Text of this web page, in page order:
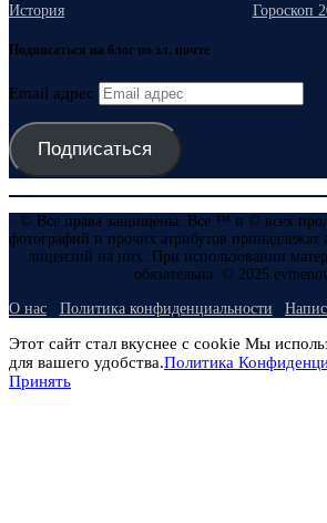
История
Гороскоп
Подписаться на блог по эл. почте
Email адрес
Подписаться
© Все права защищены. Все ™ и © всех
фотографий и прочих атрибутов принадлежат
лицензий на них. При использовании
обязательна. © 2025
О нас Политика конфиденциальности
Этот сайт стал вкуснее с cookie Мы
для вашего удобства.Политика
Принять